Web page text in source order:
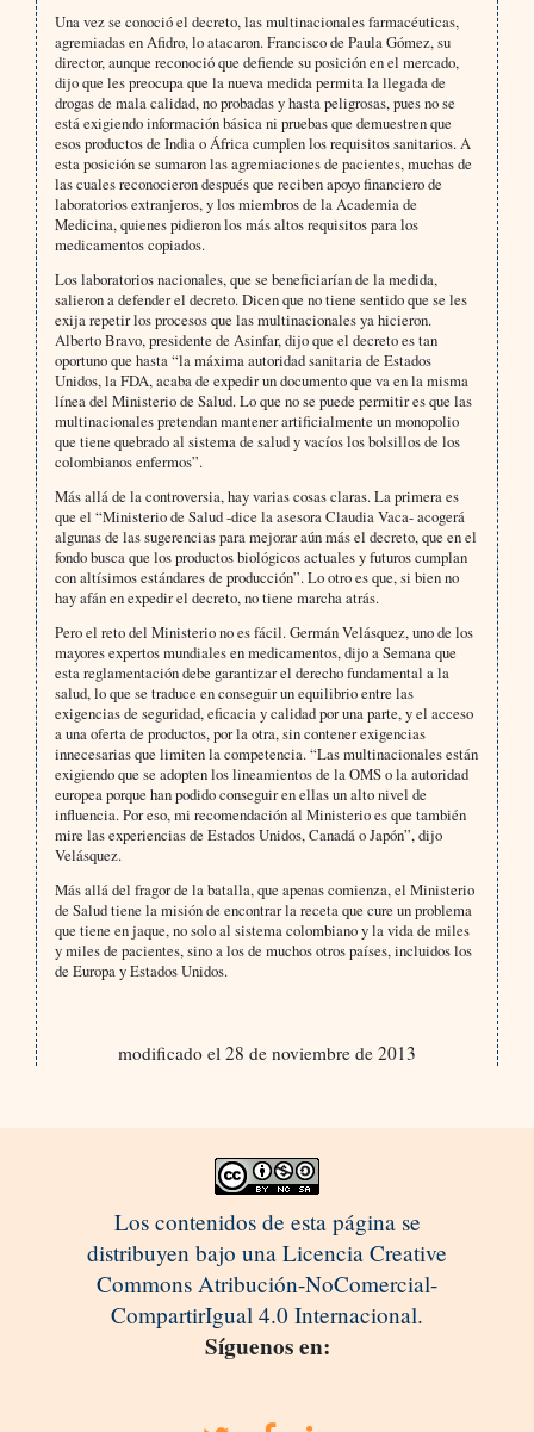
Una vez se conoció el decreto, las multinacionales farmacéuticas,
agremiadas en Afidro, lo atacaron. Francisco de Paula Gómez, su
director, aunque reconoció que defiende su posición en el mercado,
dijo que les preocupa que la nueva medida permita la llegada de
drogas de mala calidad, no probadas y hasta peligrosas, pues no se
está exigiendo información básica ni pruebas que demuestren que
esos productos de India o África cumplen los requisitos sanitarios. A
esta posición se sumaron las agremiaciones de pacientes, muchas de
las cuales reconocieron después que reciben apoyo financiero de
laboratorios extranjeros, y los miembros de la Academia de
Medicina, quienes pidieron los más altos requisitos para los
medicamentos copiados.
Los laboratorios nacionales, que se beneficiarían de la medida,
salieron a defender el decreto. Dicen que no tiene sentido que se les
exija repetir los procesos que las multinacionales ya hicieron.
Alberto Bravo, presidente de Asinfar, dijo que el decreto es tan
oportuno que hasta “la máxima autoridad sanitaria de Estados
Unidos, la FDA, acaba de expedir un documento que va en la misma
línea del Ministerio de Salud. Lo que no se puede permitir es que las
multinacionales pretendan mantener artificialmente un monopolio
que tiene quebrado al sistema de salud y vacíos los bolsillos de los
colombianos enfermos”.
Más allá de la controversia, hay varias cosas claras. La primera es
que el “Ministerio de Salud -dice la asesora Claudia Vaca- acogerá
algunas de las sugerencias para mejorar aún más el decreto, que en el
fondo busca que los productos biológicos actuales y futuros cumplan
con altísimos estándares de producción”. Lo otro es que, si bien no
hay afán en expedir el decreto, no tiene marcha atrás.
Pero el reto del Ministerio no es fácil. Germán Velásquez, uno de los
mayores expertos mundiales en medicamentos, dijo a Semana que
esta reglamentación debe garantizar el derecho fundamental a la
salud, lo que se traduce en conseguir un equilibrio entre las
exigencias de seguridad, eficacia y calidad por una parte, y el acceso
a una oferta de productos, por la otra, sin contener exigencias
innecesarias que limiten la competencia. “Las multinacionales están
exigiendo que se adopten los lineamientos de la OMS o la autoridad
europea porque han podido conseguir en ellas un alto nivel de
influencia. Por eso, mi recomendación al Ministerio es que también
mire las experiencias de Estados Unidos, Canadá o Japón”, dijo
Velásquez.
Más allá del fragor de la batalla, que apenas comienza, el Ministerio
de Salud tiene la misión de encontrar la receta que cure un problema
que tiene en jaque, no solo al sistema colombiano y la vida de miles
y miles de pacientes, sino a los de muchos otros países, incluidos los
de Europa y Estados Unidos.
modificado el 28 de noviembre de 2013
Los contenidos de esta página se
distribuyen bajo una Licencia Creative
Commons Atribución-NoComercial-
CompartirIgual 4.0 Internacional.
Síguenos en: